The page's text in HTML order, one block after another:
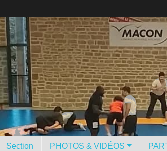
Section PHOTOS & VIDÉOS